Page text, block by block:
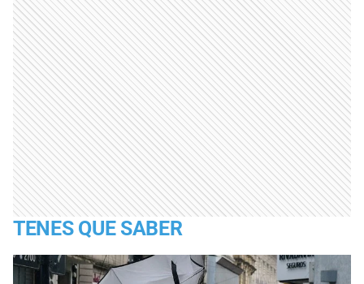
TENES QUE SABER